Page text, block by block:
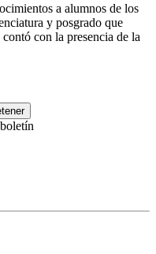
a alumnos de los
y posgrado que
con la presencia de la